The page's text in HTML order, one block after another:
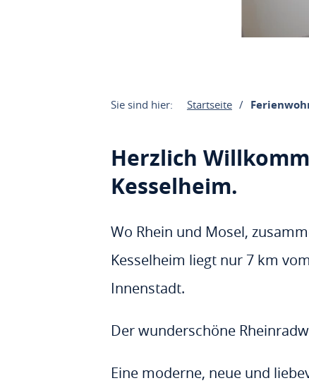
Sie sind hier: Startseite
Herzlich
Kesselheim.
Wo Rhein und Mosel,
Kesselheim liegt nur 7 km
Innenstadt.
Der wunderschöne
Eine moderne, neue und